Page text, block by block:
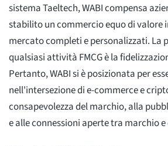
sistema Taeltech, WABI compensa
stabilito un commercio equo di valore
mercato completi e personalizzati. La
qualsiasi attività FMCG è la
Pertanto, WABI si è posizionata per
nell'intersezione di e-commerce e
consapevolezza del marchio, alla
e alle connessioni aperte tra marchio